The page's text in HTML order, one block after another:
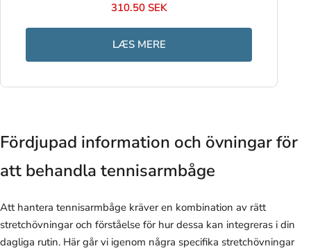
310.50 SEK
LÆS MERE
Fördjupad information och övningar för
att behandla tennisarmbåge
Att hantera tennisarmbåge kräver en kombination av rätt
stretchövningar och förståelse för hur dessa kan integreras i din
dagliga rutin. Här går vi igenom några specifika stretchövningar